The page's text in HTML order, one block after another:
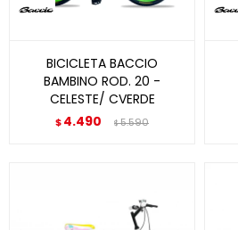
BICICLETA BACCIO
BAMBINO ROD. 20 -
CELESTE/ CVERDE
$4.490 $5.590